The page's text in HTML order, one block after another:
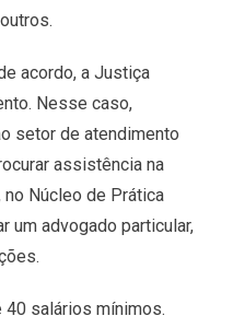
acordo, a Justiça
Nesse caso,
setor de atendimento
assistência na
Núcleo de Prática
um advogado particular,
40 salários mínimos.